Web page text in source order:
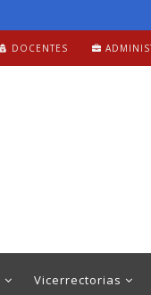
DOCENTES
Vicerrectorias